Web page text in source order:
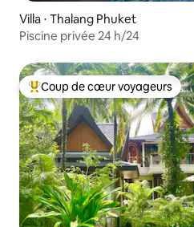
Villa ⋅ Thalang Phuket
Piscine privée 24 h/24
Coups de cœur voyageurs les
Coup de cœur voyageurs